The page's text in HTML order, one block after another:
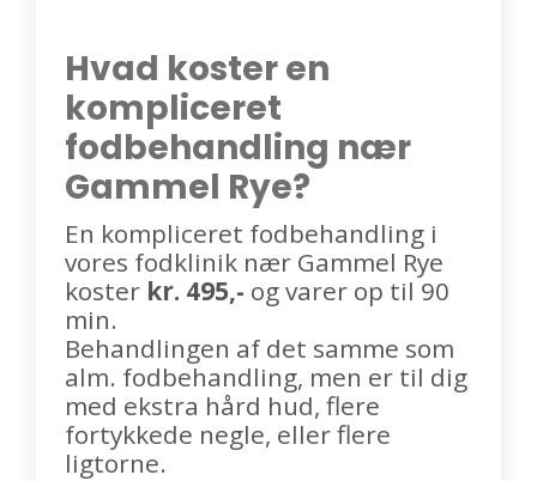
Hvad koster en
kompliceret
fodbehandling nær
Gammel Rye?
En kompliceret fodbehandling i
vores fodklinik nær Gammel Rye
koster kr. 495,- og varer op til 90
min.
Behandlingen af det samme som
alm. fodbehandling, men er til dig
med ekstra hård hud, flere
fortykkede negle, eller flere
ligtorne.